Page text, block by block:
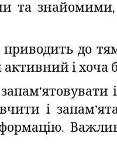
та
приводить до
і хоча
і